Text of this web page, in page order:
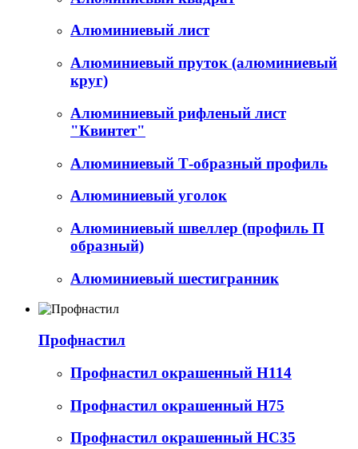
Алюминиевый лист
Алюминиевый пруток (алюминиевый
круг)
Алюминиевый рифленый лист
"Квинтет"
Алюминиевый Т-образный профиль
Алюминиевый уголок
Алюминиевый швеллер (профиль П
образный)
Алюминиевый шестигранник
Профнастил
Профнастил окрашенный Н114
Профнастил окрашенный Н75
Профнастил окрашенный НС35